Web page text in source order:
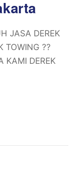
JASA DEREK
TOWING ??
KAMI DEREK